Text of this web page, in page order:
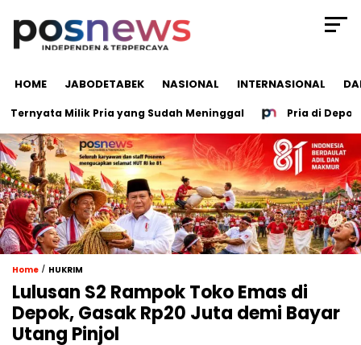
HOME JABODETABEK NASIONAL INTERNASIONAL
Milik Pria yang Sudah Meninggal Pria di Depok
Home / HUKRIM
Lulusan S2 Rampok Toko Emas di
Depok, Gasak Rp20 Juta demi Bayar
Utang Pinjol